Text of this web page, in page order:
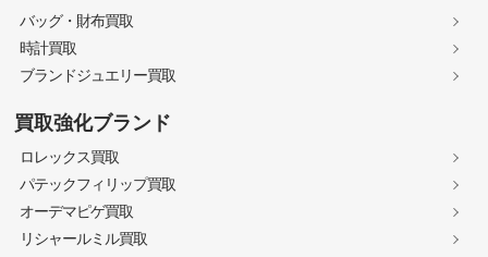
バッグ・財布買取
時計買取
ブランドジュエリー買取
買取強化ブランド
ロレックス買取
パテックフィリップ買取
オーデマピゲ買取
リシャールミル買取